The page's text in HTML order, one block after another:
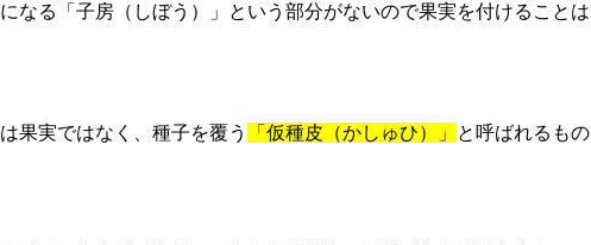
なる「子房（しぼう）」という部分がないので果実を付けることは
果実ではなく、種子を覆う 「仮種皮（かしゅひ）」 と呼ばれるもの